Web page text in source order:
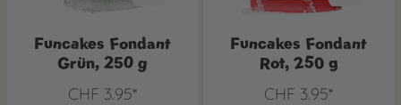
Funcakes Fondant
Grün, 250 g
CHF 3.95*
Funcakes Fondant
Rot, 250 g
CHF 3.95*